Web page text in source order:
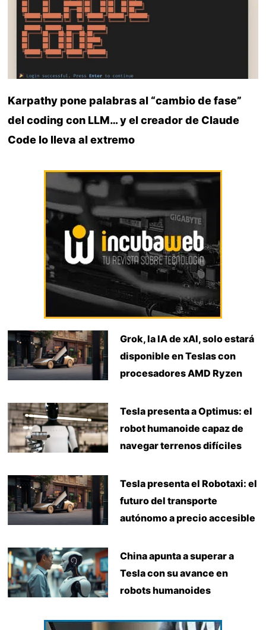
Karpathy pone palabras al “cambio de fase”
del coding con LLM… y el creador de Claude
Code lo lleva al extremo
Grok, la IA de xAI, solo estará
disponible en Teslas con
procesadores AMD Ryzen
Tesla presenta a Optimus: el
robot humanoide capaz de
navegar terrenos difíciles
Tesla presenta el Robotaxi: el
futuro del transporte
autónomo a precio accesible
China apunta a superar a
Tesla con su avance en
robots humanoides